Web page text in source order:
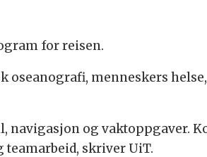
for reisen.
menneskers
navigasjon og vaktoppgaver.
skriver UiT.